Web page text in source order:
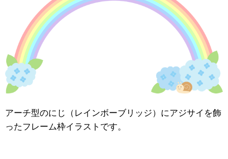
アーチ型のにじ（レインボーブリッジ）にアジサイを飾
ったフレーム枠イラストです。